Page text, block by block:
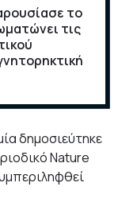
το
τις
δημοσιεύτηκε
Nature